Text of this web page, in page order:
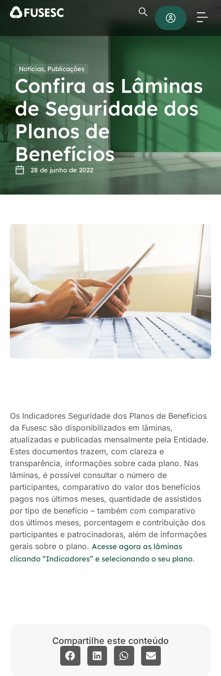
Notícias, Publicações
Confira as Lâminas
de Seguridade dos
Planos de
Benefícios
28 de junho de 2022
Os Indicadores Seguridade dos Planos de Benefícios
da Fusesc são disponibilizados em lâminas,
atualizadas e publicadas mensalmente pela Entidade.
Estes documentos trazem, com clareza e
transparência, informações sobre cada plano. Nas
lâminas, é possível consultar o número de
participantes, comparativo do valor dos benefícios
pagos nos últimos meses, quantidade de assistidos
por tipo de benefício – também com comparativo
dos últimos meses, porcentagem e contribuição dos
participantes e patrocinadoras, além de informações
gerais sobre o plano. Acesse agora as lâminas
clicando “Indicadores” e selecionando o seu plano.
Compartilhe este conteúdo